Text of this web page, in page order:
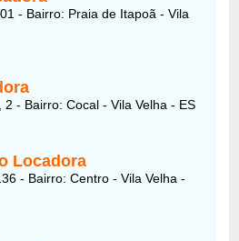
- Bairro: Praia de Itapoã - Vila
- Bairro: Cocal - Vila Velha - ES
Locadora
- Bairro: Centro - Vila Velha -